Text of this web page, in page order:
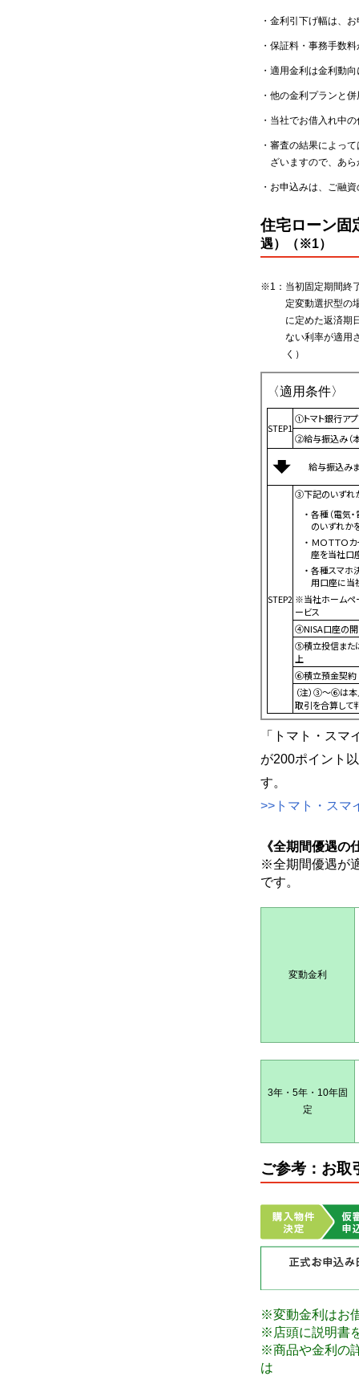
・ 金利引下げ幅は、
・ 保証料・事務手数
・ 適用金利は金利動
・ 他の金利プランと
・ 当社でお借入れ中
・ 審査の結果によっ
ざいますので、あ
・ お申込みは、ご融
住宅ローン固
遇）（※1）
※1： 当初固定期間終
定変動選択型の
に定めた返済期
ない利率が適用
く）
〈適用条件〉
STEP1
①トマト銀行ア
②給与振込み（
給与振込みま
STEP2
③下記のいずれ
・各種（電気・電話・ガス・水道・NHK・税金）のお支払い
のいずれか
・ＭＯＴＴＯカードまたは、他社クレジットカードの引落口
座を当社口
・各種スマホ決済サービス（PayPay等（※））のチャージ
用口座に当
※当社ホームペ
ービス
④NISA口座の
⑤積立投信また
上
⑥積立預金契
（注）③～⑥は
取引を合算して
「トマト・ス
が200ポイント
す。
>>トマト・スマ
《全期間優遇の
※全期間優遇が
です。
変動金利
3年・5年・10年固
定
ご参考：お取
※変動金利はお
※店頭に説明書
※商品や金利の
は